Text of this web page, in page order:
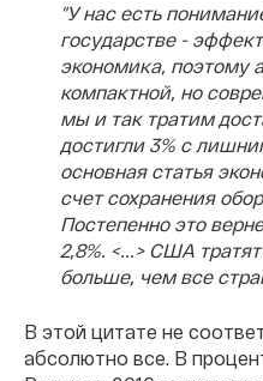
"У нас есть
государстве -
экономика, поэтому
компактной, но
мы и так тратим
достигли 3% с
основная статья
счет сохранения
Постепенно это
2,8%. <...> США
больше, чем все
В этой цитате не
абсолютно все. В